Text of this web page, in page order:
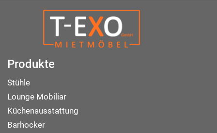
Produkte
Stühle
Lounge Mobiliar
Küchenausstattung
Barhocker